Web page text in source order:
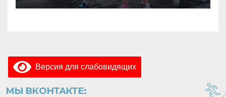
Версия для слабовидящих
МЫ ВКОНТАКТЕ: